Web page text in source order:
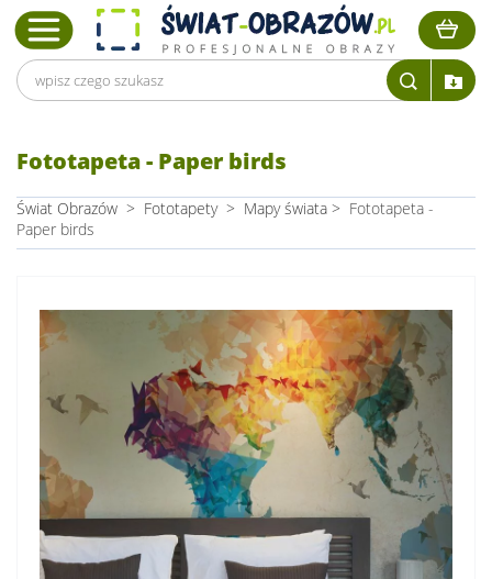
Fototapeta - Paper birds
Świat Obrazów > Fototapety > Mapy świata > Fototapeta -
Paper birds